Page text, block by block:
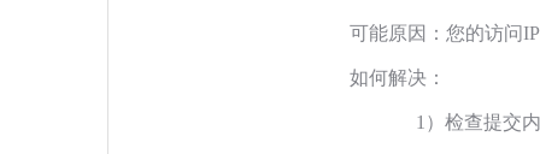
可能原因：您的访问
如何解决：
1）检查提交